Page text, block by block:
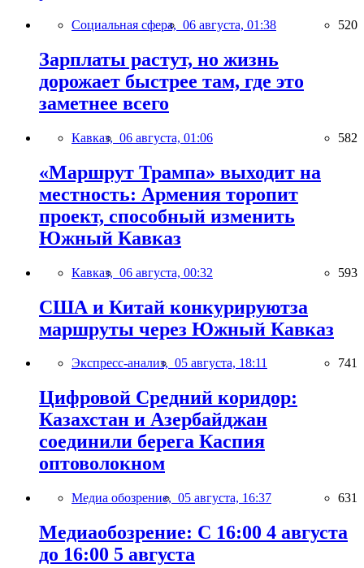
Социальная сфера, 06 августа, 01:38 520
Зарплаты растут, но жизнь
дорожает быстрее там, где это
заметнее всего
Кавказ, 06 августа, 01:06 582
«Маршрут Трампа» выходит на
местность: Армения торопит
проект, способный изменить
Южный Кавказ
Кавказ, 06 августа, 00:32 593
США и Китай конкурируютза
маршруты через Южный Кавказ
Экспресс-анализ, 05 августа, 18:11 741
Цифровой Средний коридор:
Казахстан и Азербайджан
соединили берега Каспия
оптоволокном
Медиа обозрение, 05 августа, 16:37 631
Медиаобозрение: С 16:00 4 августа
до 16:00 5 августа